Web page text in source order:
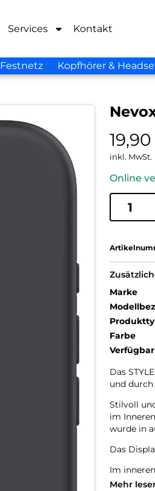
Services Kontakt
Festnetz Kopfhörer &
19,90
inkl. MwSt.
Online
Marke
Farbe
Das
und
Stilvoll
im
wurde in
Das
Im
Mehr